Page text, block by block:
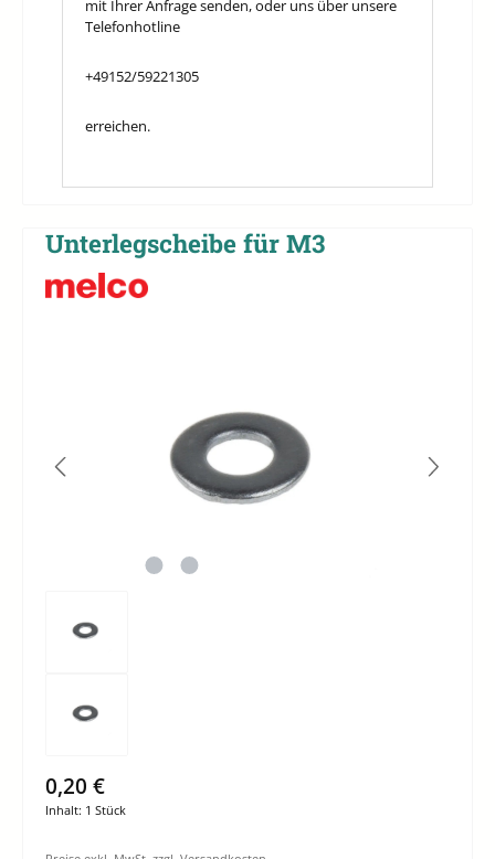
mit Ihrer Anfrage senden, oder uns über unsere
Telefonhotline
+49152/59221305
erreichen.
Unterlegscheibe für M3
0,20 €
Inhalt: 1 Stück